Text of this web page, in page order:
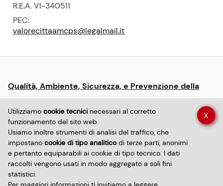
Utilizziamo cookie tecnici necessari al corretto
funzionamento del sito web.
Usiamo inoltre strumenti di analisi del traffico, che
impostano cookie di tipo analiticodi terze parti, anonimi
e pertanto equiparabili ai cookie di tipo tecnico. I dati
raccolti vengono usati in modo aggregato a soli fini
statistici.
X
R.E.A.VI-340511
PEC:
valorecittaamcps@legalmail.it
Menu:
informative
e
policy
Qualità, Ambiente, Sicurezza, e Prevenzione della
Dichiarazione di accessibilità sito
Dichiarazione di accessibilità appPrivacy policy